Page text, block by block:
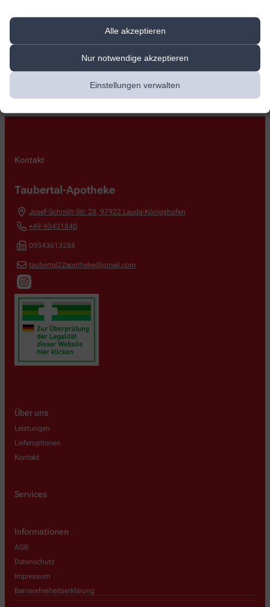
Alle akzeptieren
Nur notwendige akzeptieren
Einstellungen verwalten
Sind Sie ein Mensch? Dann wählen Sie bitteden Stern
Kontakt
Taubertal-Apotheke
Josef-Schmitt-Str. 28, 97922 Lauda-Königshofen
+49-93431840
09343613288
taubertal22apotheke@gmail.com
Über uns
Leistungen
Lieferoptionen
Kontakt
Services
Informationen
AGB
Datenschutz
Impressum
Barrierefreiheitserklärung